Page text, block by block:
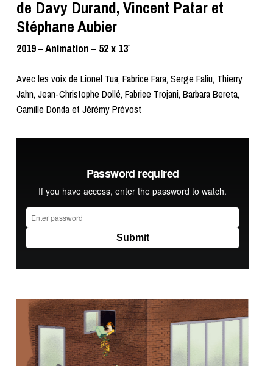
de Davy Durand, Vincent Patar et
Stéphane Aubier
2019 – Animation – 52 x 13′
Avec les voix de Lionel Tua, Fabrice Fara, Serge Faliu, Thierry
Jahn, Jean-Christophe Dollé, Fabrice Trojani, Barbara Bereta,
Camille Donda et Jérémy Prévost